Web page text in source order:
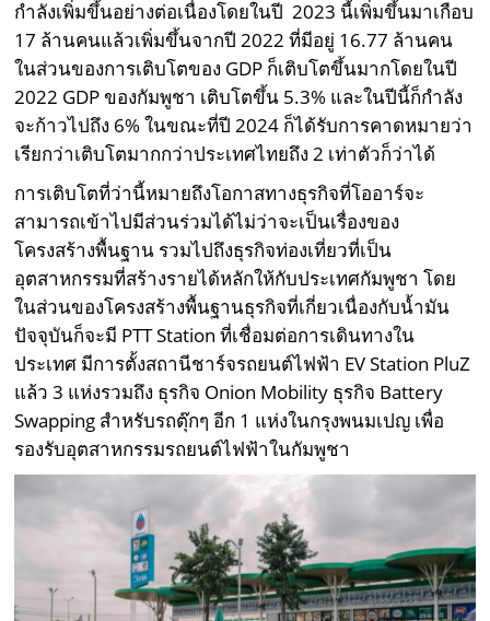
กำลังเพิ่มขึ้นอย่างต่อเนื่องโดยในปี 2023 นี้เพิ่มขึ้นมาเกือบ
17 ล้านคนแล้วเพิ่มขึ้นจากปี 2022 ที่มีอยู่ 16.77 ล้านคน
ในส่วนของการเติบโตของ GDP ก็เติบโตขึ้นมากโดยในปี
2022 GDP ของกัมพูชา เติบโตขึ้น 5.3% และในปีนี้ก็กำลัง
จะก้าวไปถึง 6% ในขณะที่ปี 2024 ก็ได้รับการคาดหมายว่า
เรียกว่าเติบโตมากกว่าประเทศไทยถึง 2 เท่าตัวก็ว่าได้
การเติบโตที่ว่านี้หมายถึงโอกาสทางธุรกิจที่โออาร์จะ
สามารถเข้าไปมีส่วนร่วมได้ไม่ว่าจะเป็นเรื่องของ
โครงสร้างพื้นฐาน รวมไปถึงธุรกิจท่องเที่ยวที่เป็น
อุตสาหกรรมที่สร้างรายได้หลักให้กับประเทศกัมพูชา โดย
ในส่วนของโครงสร้างพื้นฐานธุรกิจที่เกี่ยวเนื่องกับน้ำมัน
ปัจจุบันก็จะมี PTT Station ที่เชื่อมต่อการเดินทางใน
ประเทศ มีการตั้งสถานีชาร์จรถยนต์ไฟฟ้า EV Station PluZ
แล้ว 3 แห่งรวมถึง ธุรกิจ Onion Mobility ธุรกิจ Battery
Swapping สำหรับรถตุ๊กๆ อีก 1 แห่งในกรุงพนมเปญ เพื่อ
รองรับอุตสาหกรรมรถยนต์ไฟฟ้าในกัมพูชา